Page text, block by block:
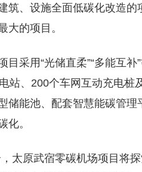
筑、设施全面低碳化改造
大的项目。
目采用“光储直柔”“多能互
站、200个车网互动充电
储能池、配套智慧能碳管
化。
太原武宿零碳机场项目将